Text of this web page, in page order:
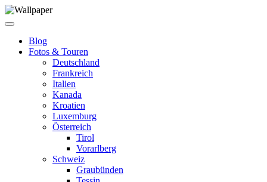
Blog
Fotos & Touren
Deutschland
Frankreich
Italien
Kanada
Kroatien
Luxemburg
Österreich
Tirol
Vorarlberg
Schweiz
Graubünden